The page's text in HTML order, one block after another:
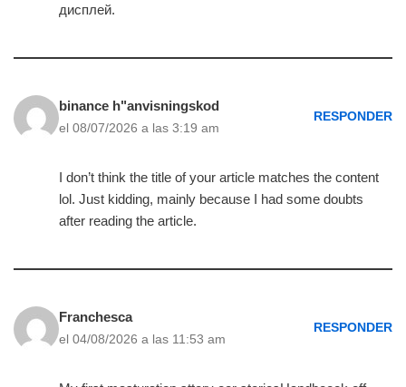
дисплей.
binance h"anvisningskod
el 08/07/2026 a las 3:19 am
RESPONDER
I don’t think the title of your article matches the content
lol. Just kidding, mainly because I had some doubts
after reading the article.
Franchesca
el 04/08/2026 a las 11:53 am
RESPONDER